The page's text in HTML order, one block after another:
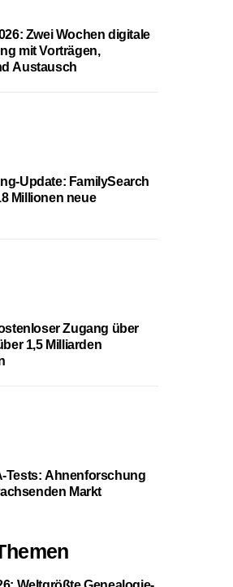
Zwei Wochen digitale
mit Vorträgen,
Austausch
Update: FamilySearch
Millionen neue
Zugang über
1,5 Milliarden
Tests: Ahnenforschung
Markt